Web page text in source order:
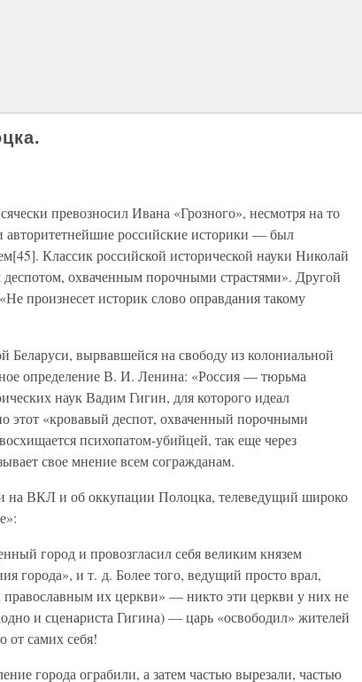
превозносил Ивана «Грозного», несмотря на то
авторитетнейшие российские историки — был
Классик российской исторической науки Николай
охваченным порочными страстями». Другой
произнесет историк слово оправдания такому
вырвавшейся на свободу из колониальной
определение В. И. Ленина: «Россия — тюрьма
наук Вадим Гигин, для которого идеал
этот «кровавый деспот, охваченный порочными
психопатом-убийцей, так еще через
свое мнение всем согражданам.
на ВКЛ и об оккупации Полоцка, телеведущий широко
город и провозгласил себя великим князем
города», и т. д. Более того, ведущий просто врал,
православным их церкви» — никто эти церкви у них не
и сценариста Гигина) — царь «освободил» жителей
от самих себя!
города ограбили, а затем частью вырезали, частью